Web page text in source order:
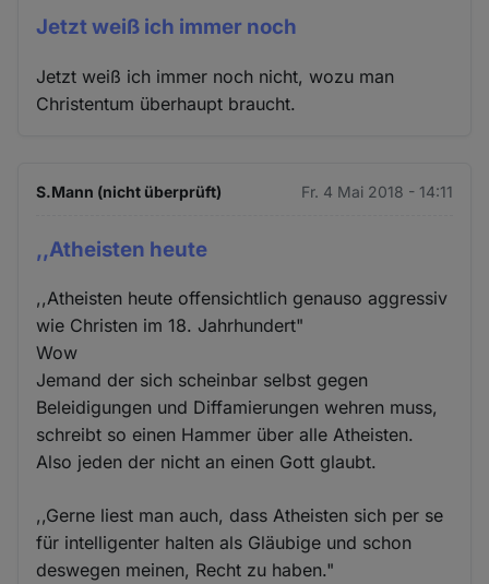
Jetzt weiß ich immer noch
Jetzt weiß ich immer noch nicht, wozu man
Christentum überhaupt braucht.
S.Mann (nicht überprüft) Fr. 4 Mai 2018 - 14:11
,,Atheisten heute
,,Atheisten heute offensichtlich genauso aggressiv
wie Christen im 18. Jahrhundert"
Wow
Jemand der sich scheinbar selbst gegen
Beleidigungen und Diffamierungen wehren muss,
schreibt so einen Hammer über alle Atheisten.
Also jeden der nicht an einen Gott glaubt.
,,Gerne liest man auch, dass Atheisten sich per se
für intelligenter halten als Gläubige und schon
deswegen meinen, Recht zu haben."